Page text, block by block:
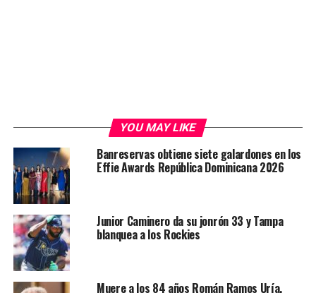
YOU MAY LIKE
Banreservas obtiene siete galardones en los
Effie Awards República Dominicana 2026
Junior Caminero da su jonrón 33 y Tampa
blanquea a los Rockies
Muere a los 84 años Román Ramos Uría,